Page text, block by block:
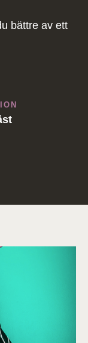
bättre av ett